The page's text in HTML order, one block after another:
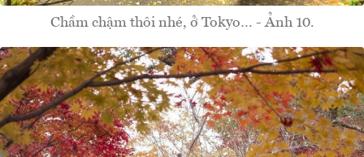
Chầm chậm thôi nhé, ở Tokyo… - Ảnh 10.